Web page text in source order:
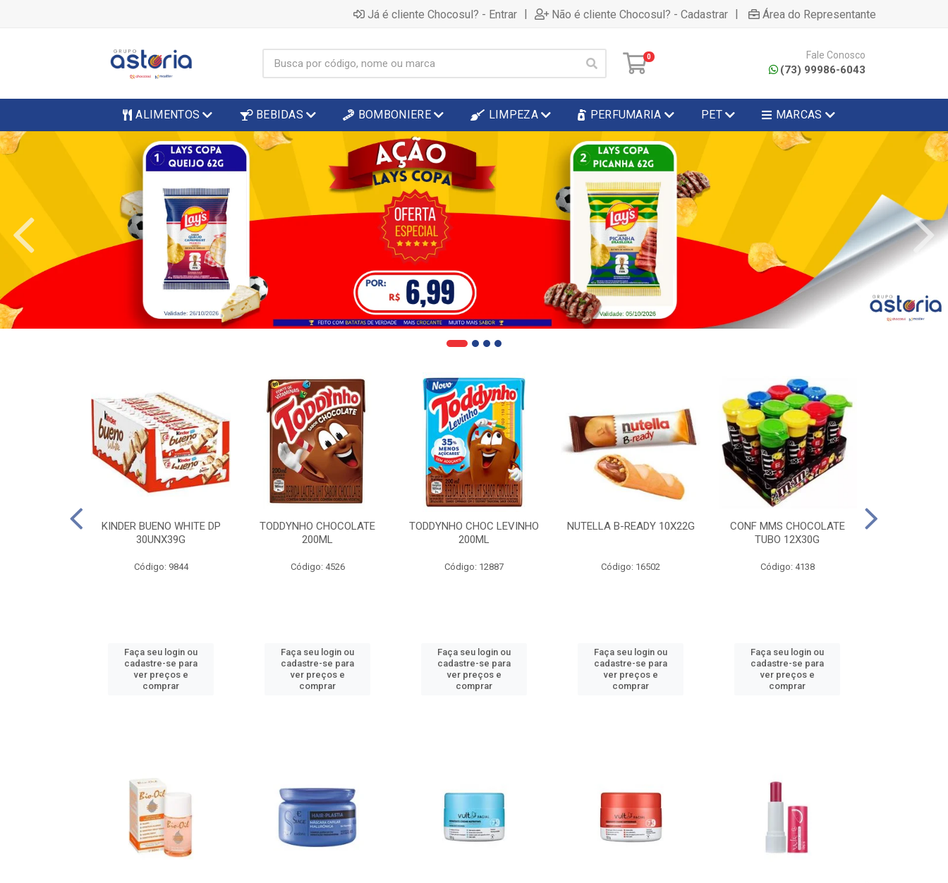
Já é cliente Chocosul? - Entrar | Não é cliente Chocosul? - Cadastrar | Área do Representante
0 Fale Conosco
(73) 99986-6043
ALIMENTOS BEBIDAS BOMBONIERE LIMPEZA PERFUMARIA PET MARCAS
KINDER BUENO WHITE DP
30UNX39G
Código: 9844
Faça seu login ou
cadastre-se para
ver preços e
comprar
TODDYNHO CHOCOLATE
200ML
Código: 4526
Faça seu login ou
cadastre-se para
ver preços e
comprar
TODDYNHO CHOC LEVINHO
200ML
Código: 12887
Faça seu login ou
cadastre-se para
ver preços e
comprar
NUTELLA B-READY 10X22G
Código: 16502
Faça seu login ou
cadastre-se para
ver preços e
comprar
CONF MMS CHOCOLATE
TUBO 12X30G
Código: 4138
Faça seu login ou
cadastre-se para
ver preços e
comprar